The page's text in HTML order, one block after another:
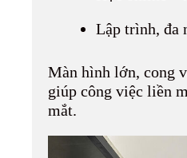
Lập trình, đa
Màn hình lớn, cong
giúp công việc liền
mắt.